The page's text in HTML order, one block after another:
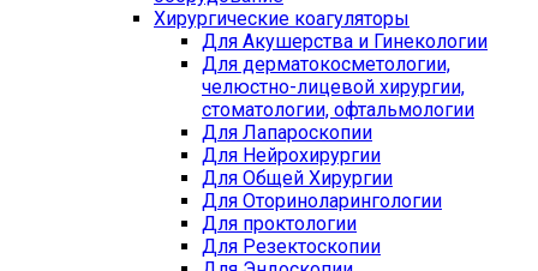
Хирургические коагуляторы
Для Акушерства и Гинекологии
Для дерматокосметологии,
челюстно-лицевой хирургии,
стоматологии, офтальмологии
Для Лапароскопии
Для Нейрохирургии
Для Общей Хирургии
Для Оториноларингологии
Для проктологии
Для Резектоскопии